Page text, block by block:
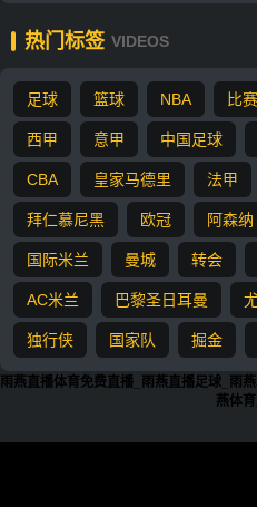
热门标签 VIDEOS
足球 篮球 NBA 比
西甲 意甲 中国足球
CBA 皇家马德里 法甲
拜仁慕尼黑 欧冠 阿森纳
国际米兰 曼城 转会
AC米兰 巴黎圣日耳曼
独行侠 国家队 掘金
雨燕直播体育免费直播_雨燕直播足球_雨
燕体